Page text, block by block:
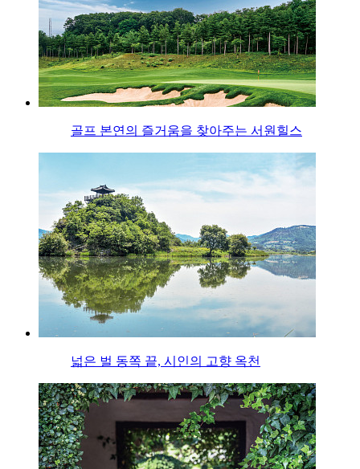
골프 본연의 즐거움을 찾아주는 서원힐스
넓은 벌 동쪽 끝, 시인의 고향 옥천